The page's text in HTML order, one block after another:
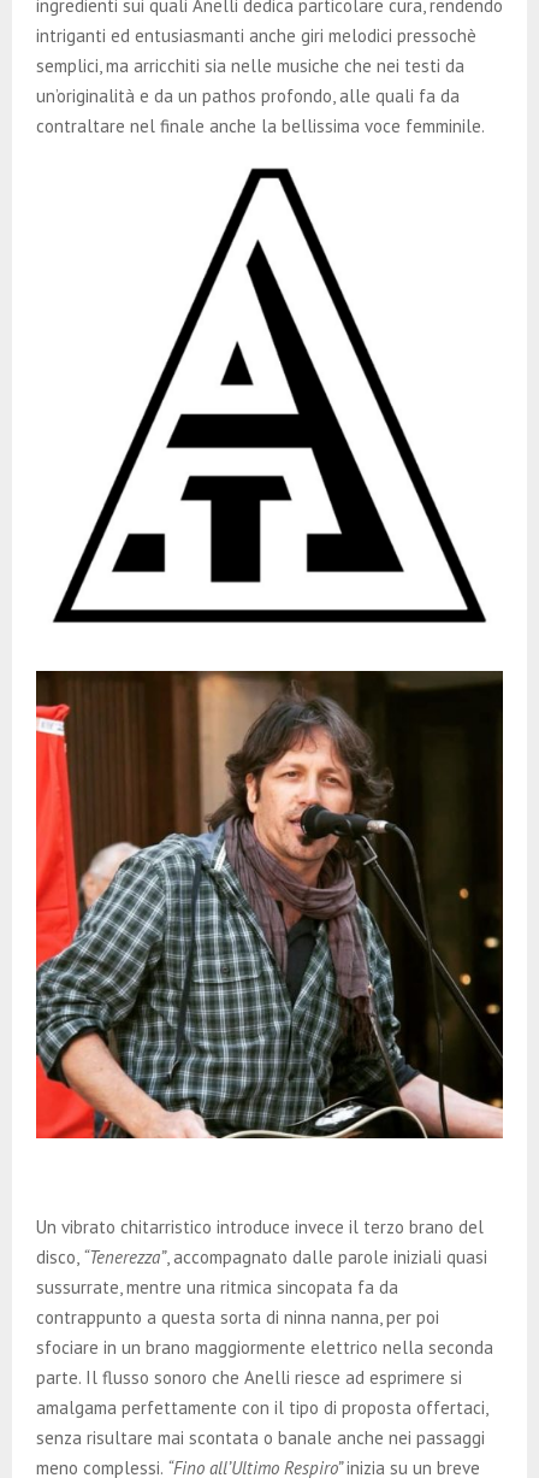
ingredienti sui quali Anelli dedica particolare cura, rendendo
intriganti ed entusiasmanti anche giri melodici pressochè
semplici, ma arricchiti sia nelle musiche che nei testi da
un’originalità e da un pathos profondo, alle quali fa da
contraltare nel finale anche la bellissima voce femminile.
Un vibrato chitarristico introduce invece il terzo brano del
disco, “Tenerezza”, accompagnato dalle parole iniziali quasi
sussurrate, mentre una ritmica sincopata fa da
contrappunto a questa sorta di ninna nanna, per poi
sfociare in un brano maggiormente elettrico nella seconda
parte. Il flusso sonoro che Anelli riesce ad esprimere si
amalgama perfettamente con il tipo di proposta offertaci,
senza risultare mai scontata o banale anche nei passaggi
meno complessi. “Fino all’Ultimo Respiro”inizia su un breve